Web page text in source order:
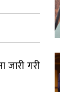
गरी